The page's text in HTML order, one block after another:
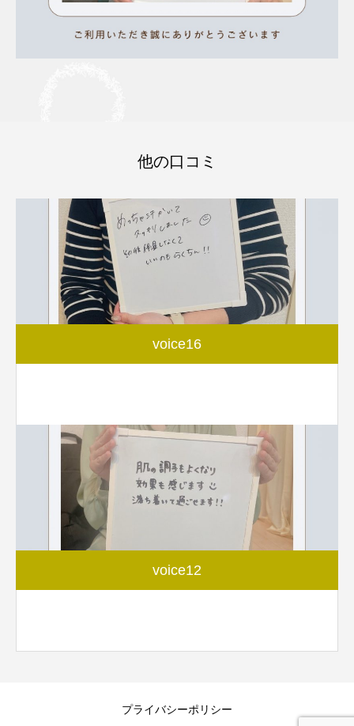
他の口コミ
voice16
voice12
プライバシーポリシー